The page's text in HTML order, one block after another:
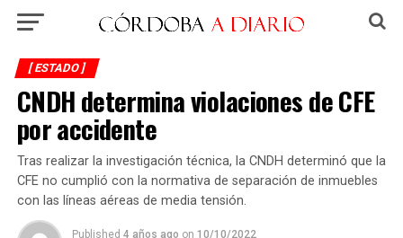
[ ESTADO ]
CNDH determina violaciones de CFE
por accidente
Tras realizar la investigación técnica, la CNDH determinó que la
CFE no cumplió con la normativa de separación de inmuebles
con las líneas aéreas de media tensión.
Published 4 años ago on 10/10/2022